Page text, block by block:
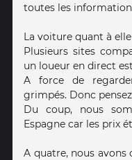
toutes les
La voiture quant à
Plusieurs sites
un loueur en direct
A force de
grimpés. Donc
Du coup, nous
Espagne car les prix
A quatre, nous avons